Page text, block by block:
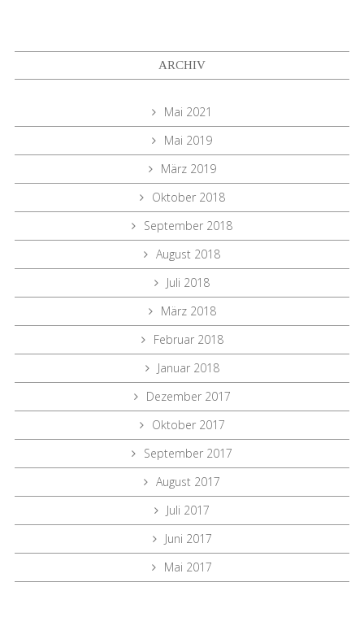
ARCHIV
Mai 2021
Mai 2019
März 2019
Oktober 2018
September 2018
August 2018
Juli 2018
März 2018
Februar 2018
Januar 2018
Dezember 2017
Oktober 2017
September 2017
August 2017
Juli 2017
Juni 2017
Mai 2017